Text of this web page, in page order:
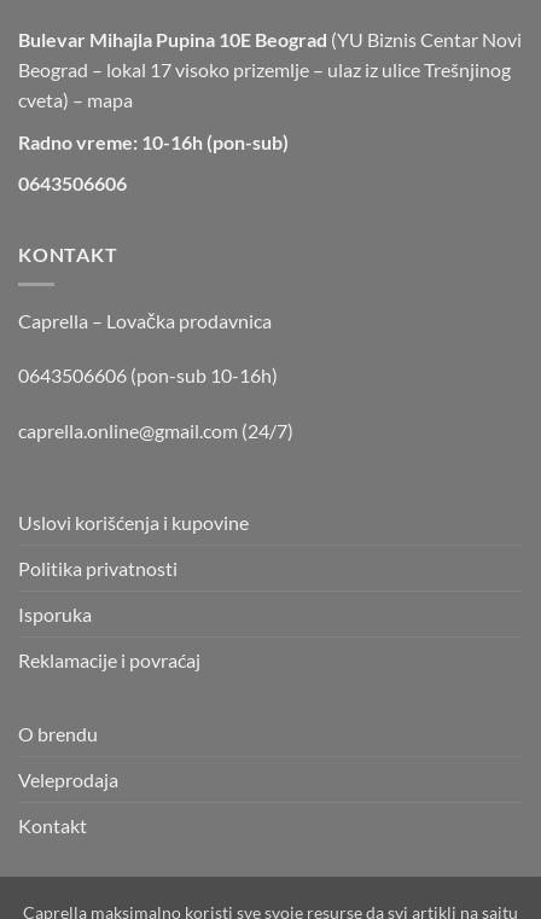
Bulevar Mihajla Pupina 10E Beograd (YU Biznis Centar Novi
Beograd – lokal 17 visoko prizemlje – ulaz iz ulice Trešnjinog
cveta) – mapa
Radno vreme: 10-16h (pon-sub)
0643506606
KONTAKT
Caprella – Lovačka prodavnica
0643506606 (pon-sub 10-16h)
caprella.online@gmail.com (24/7)
Uslovi korišćenja i kupovine
Politika privatnosti
Isporuka
Reklamacije i povraćaj
O brendu
Veleprodaja
Kontakt
Caprella maksimalno koristi sve svoje resurse da svi artikli na sajtu